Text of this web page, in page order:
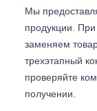
Мы
продукции.
заменяем
трехэтапный
проверяйте
получении.